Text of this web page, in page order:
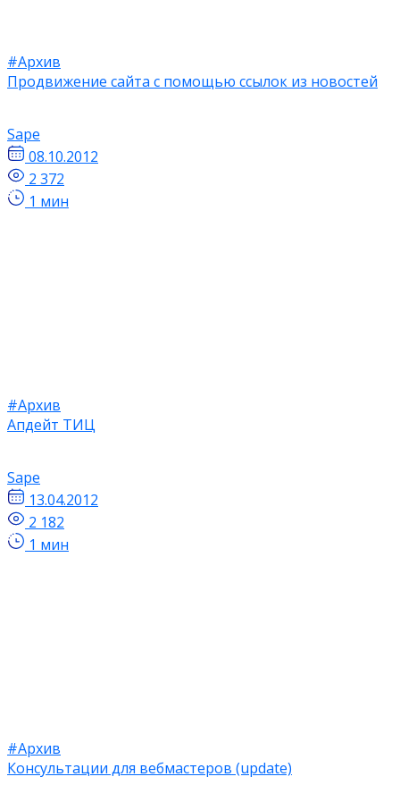
#Архив
Продвижение сайта с помощью ссылок из новостей
Sape
08.10.2012
2 372
1 мин
#Архив
Апдейт ТИЦ
Sape
13.04.2012
2 182
1 мин
#Архив
Консультации для вебмастеров (update)